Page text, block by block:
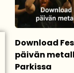
Download
päivän
Parkissa